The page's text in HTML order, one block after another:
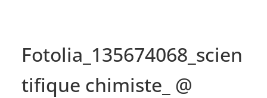
Fotolia_135674068_scien
tifique chimiste_ @